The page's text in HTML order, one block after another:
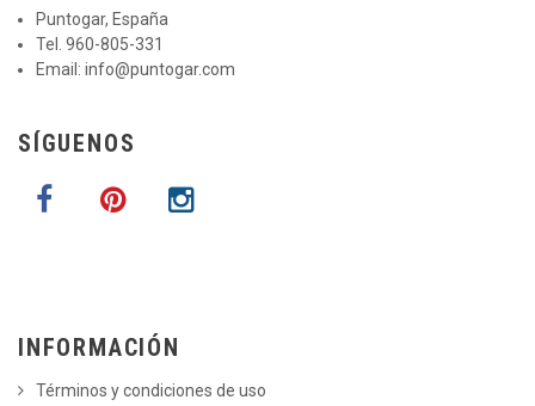
Puntogar, España
Tel. 960-805-331
Email: info@puntogar.com
SÍGUENOS
INFORMACIÓN
Términos y condiciones de uso